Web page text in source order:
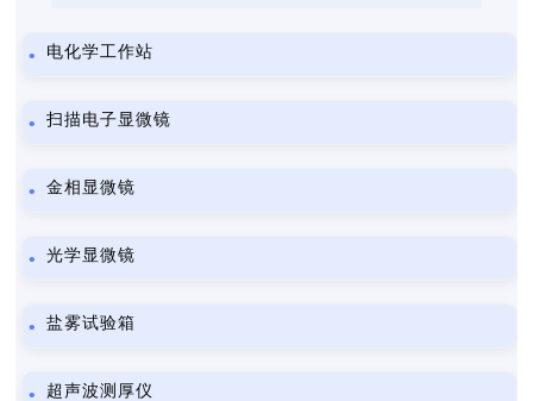
电化学工作站
扫描电子显微镜
金相显微镜
光学显微镜
盐雾试验箱
超声波测厚仪